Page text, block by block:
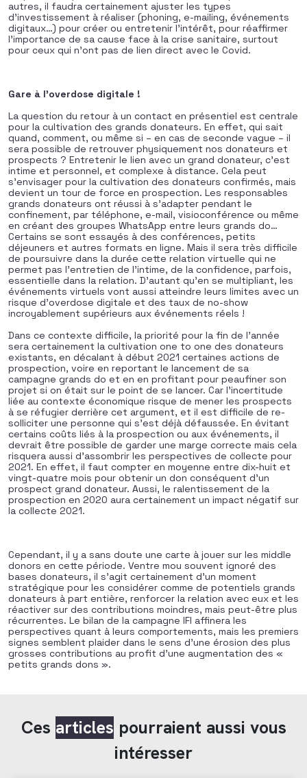
autres, il faudra certainement ajuster les types
d’investissement à réaliser (phoning, e-mailing, événements
digitaux…) pour créer ou entretenir l’intérêt, pour réaffirmer
l’importance de sa cause face à la crise sanitaire, surtout
pour ceux qui n’ont pas de lien direct avec le Covid.
Gare à l’overdose digitale !
La question du retour à un contact en présentiel est centrale
pour la cultivation des grands donateurs. En effet, qui sait
quand, comment, ou même si – en cas de seconde vague – il
sera possible de retrouver physiquement nos donateurs et
prospects ? Entretenir le lien avec un grand donateur, c’est
intime et personnel, et complexe à distance. Cela peut
s’envisager pour la cultivation des donateurs confirmés, mais
devient un tour de force en prospection. Les responsables
grands donateurs ont réussi à s’adapter pendant le
confinement, par téléphone, e-mail, visioconférence ou même
en créant des groupes WhatsApp entre leurs grands do…
Certains se sont essayés à des conférences, petits
déjeuners et autres formats en ligne. Mais il sera très difficile
de poursuivre dans la durée cette relation virtuelle qui ne
permet pas l’entretien de l’intime, de la confidence, parfois,
essentielle dans la relation. D’autant qu’en se multipliant, les
événements virtuels vont aussi atteindre leurs limites avec un
risque d’overdose digitale et des taux de no-show
incroyablement supérieurs aux événements réels !
Dans ce contexte difficile, la priorité pour la fin de l’année
sera certainement la cultivation one to one des donateurs
existants, en décalant à début 2021 certaines actions de
prospection, voire en reportant le lancement de sa
campagne grands do et en en profitant pour peaufiner son
projet si on était sur le point de se lancer. Car l’incertitude
liée au contexte économique risque de mener les prospects
à se réfugier derrière cet argument, et il est difficile de re-
solliciter une personne qui s’est déjà défaussée. En évitant
certains coûts liés à la prospection ou aux événements, il
devrait être possible de garder une marge correcte mais cela
risquera aussi d’assombrir les perspectives de collecte pour
2021. En effet, il faut compter en moyenne entre dix-huit et
vingt-quatre mois pour obtenir un don conséquent d’un
prospect grand donateur. Aussi, le ralentissement de la
prospection en 2020 aura certainement un impact négatif sur
la collecte 2021.
Cependant, il y a sans doute une carte à jouer sur les middle
donors en cette période. Ventre mou souvent ignoré des
bases donateurs, il s’agit certainement d’un moment
stratégique pour les considérer comme de potentiels grands
donateurs à part entière, renforcer la relation avec eux et les
réactiver sur des contributions moindres, mais peut-être plus
récurrentes. Le bilan de la campagne IFI affinera les
perspectives quant à leurs comportements, mais les premiers
signes semblent plaider dans le sens d’une érosion des plus
grosses contributions au profit d’une augmentation des «
petits grands dons ».
Ces articles pourraient aussi vous
intéresser